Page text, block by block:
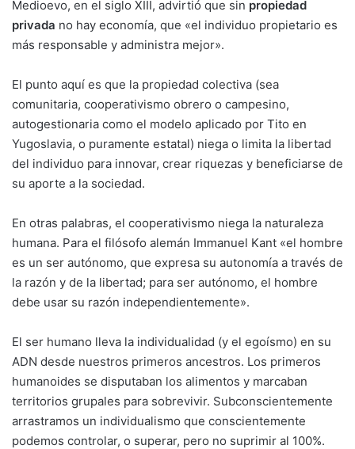
Medioevo, en el siglo XIII, advirtió que sin propiedad
privada no hay economía, que «el individuo propietario es
más responsable y administra mejor».
El punto aquí es que la propiedad colectiva (sea
comunitaria, cooperativismo obrero o campesino,
autogestionaria como el modelo aplicado por Tito en
Yugoslavia, o puramente estatal) niega o limita la libertad
del individuo para innovar, crear riquezas y beneficiarse de
su aporte a la sociedad.
En otras palabras, el cooperativismo niega la naturaleza
humana. Para el filósofo alemán Immanuel Kant «el hombre
es un ser autónomo, que expresa su autonomía a través de
la razón y de la libertad; para ser autónomo, el hombre
debe usar su razón independientemente».
El ser humano lleva la individualidad (y el egoísmo) en su
ADN desde nuestros primeros ancestros. Los primeros
humanoides se disputaban los alimentos y marcaban
territorios grupales para sobrevivir. Subconscientemente
arrastramos un individualismo que conscientemente
podemos controlar, o superar, pero no suprimir al 100%.